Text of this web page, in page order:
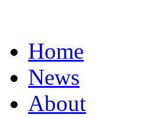
Home
News
About